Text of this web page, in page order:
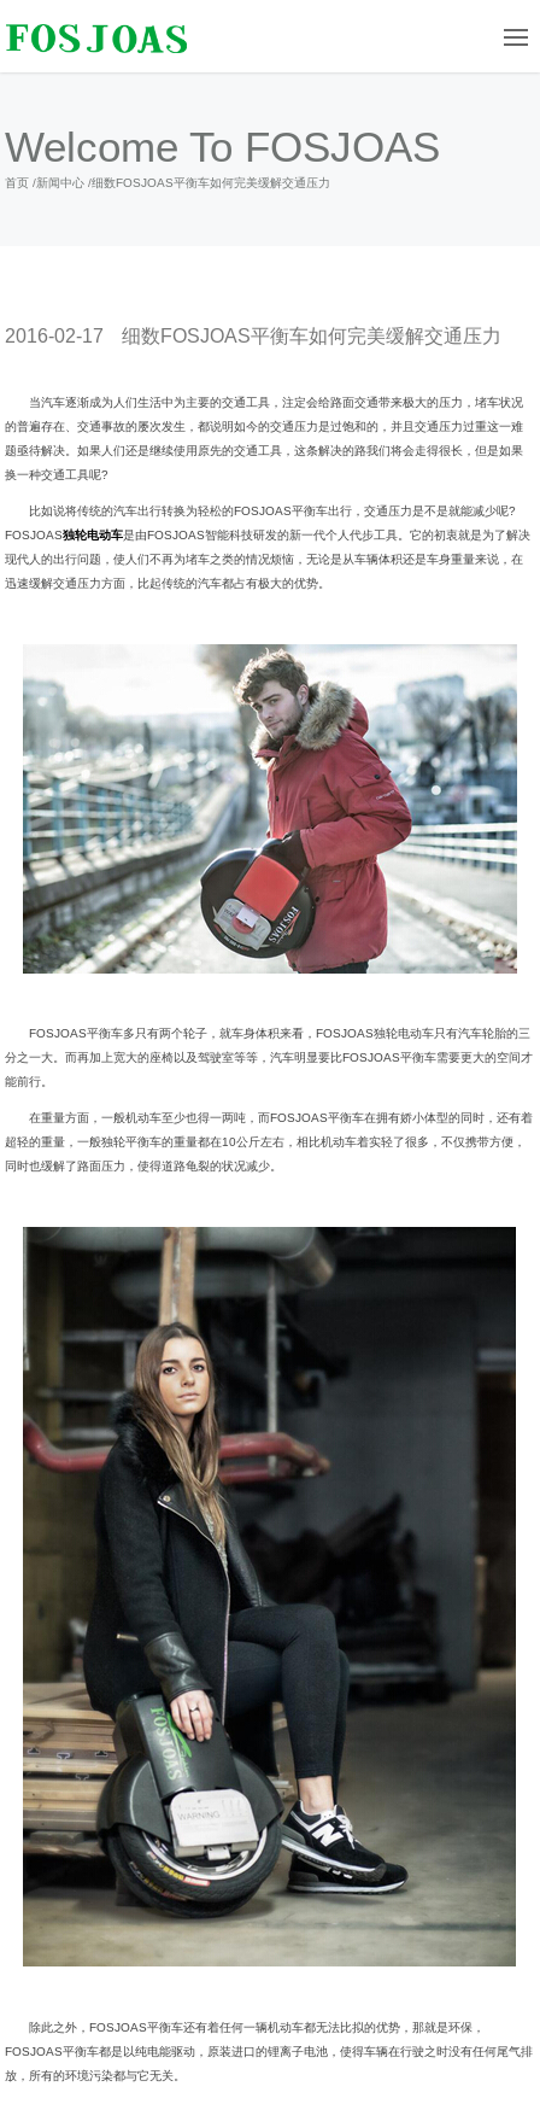
Welcome To FOSJOAS
首页 /新闻中心 /细数FOSJOAS平衡车如何完美缓解交通压力
2016-02-17 细数FOSJOAS平衡车如何完美缓解交通压力
当汽车逐渐成为人们生活中为主要的交通工具，注定会给路面交通带来极大的压力，堵车状况
的普遍存在、交通事故的屡次发生，都说明如今的交通压力是过饱和的，并且交通压力过重这一难
题亟待解决。如果人们还是继续使用原先的交通工具，这条解决的路我们将会走得很长，但是如果
换一种交通工具呢?
比如说将传统的汽车出行转换为轻松的FOSJOAS平衡车出行，交通压力是不是就能减少呢?
FOSJOAS独轮电动车是由FOSJOAS智能科技研发的新一代个人代步工具。它的初衷就是为了解决
现代人的出行问题，使人们不再为堵车之类的情况烦恼，无论是从车辆体积还是车身重量来说，在
迅速缓解交通压力方面，比起传统的汽车都占有极大的优势。
FOSJOAS平衡车多只有两个轮子，就车身体积来看，FOSJOAS独轮电动车只有汽车轮胎的三
分之一大。而再加上宽大的座椅以及驾驶室等等，汽车明显要比FOSJOAS平衡车需要更大的空间才
能前行。
在重量方面，一般机动车至少也得一两吨，而FOSJOAS平衡车在拥有娇小体型的同时，还有着
超轻的重量，一般独轮平衡车的重量都在10公斤左右，相比机动车着实轻了很多，不仅携带方便，
同时也缓解了路面压力，使得道路龟裂的状况减少。
除此之外，FOSJOAS平衡车还有着任何一辆机动车都无法比拟的优势，那就是环保，
FOSJOAS平衡车都是以纯电能驱动，原装进口的锂离子电池，使得车辆在行驶之时没有任何尾气排
放，所有的环境污染都与它无关。